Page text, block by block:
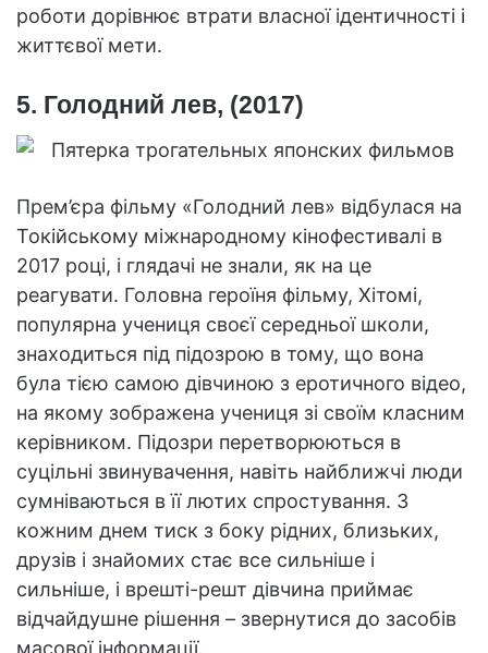
роботи дорівнює втрати власної ідентичності і
життєвої мети.
5. Голодний лев, (2017)
Прем’єра фільму «Голодний лев» відбулася на
Токійському міжнародному кінофестивалі в
2017 році, і глядачі не знали, як на це
реагувати. Головна героїня фільму, Хітомі,
популярна учениця своєї середньої школи,
знаходиться під підозрою в тому, що вона
була тією самою дівчиною з еротичного відео,
на якому зображена учениця зі своїм класним
керівником. Підозри перетворюються в
суцільні звинувачення, навіть найближчі люди
сумніваються в її лютих спростування. З
кожним днем тиск з боку рідних, близьких,
друзів і знайомих стає все сильніше і
сильніше, і врешті-решт дівчина приймає
відчайдушне рішення – звернутися до засобів
масової інформації.